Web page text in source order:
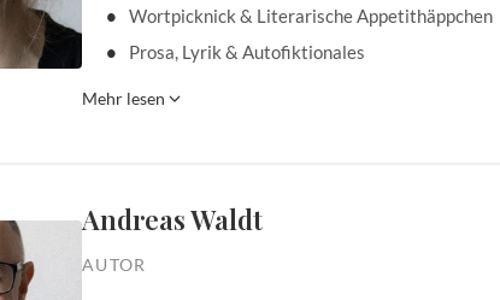
Wortpicknick & Literarische Appetithäppchen
Prosa, Lyrik & Autofiktionales
Mehr lesen
Andreas Waldt
AUTOR